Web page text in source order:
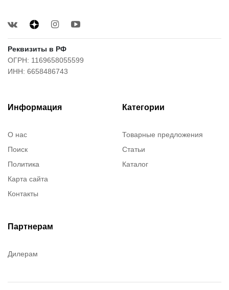
Реквизиты в РФ
ОГРН: 1169658055599
ИНН: 6658486743
Информация
О нас
Поиск
Политика
Карта сайта
Контакты
Категории
Товарные предложения
Статьи
Каталог
Партнерам
Дилерам